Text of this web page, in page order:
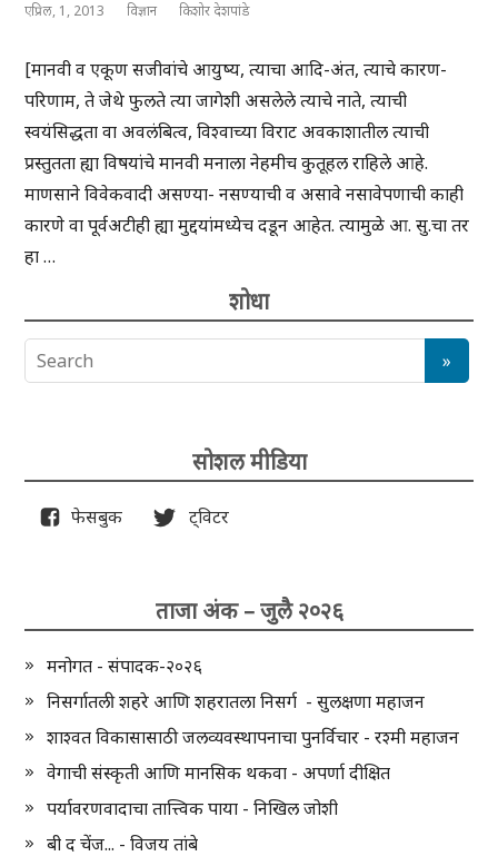
एप्रिल, 1, 2013 विज्ञान किशोर देशपांडे
[मानवी व एकूण सजीवांचे आयुष्य, त्याचा आदि-अंत, त्याचे कारण-
परिणाम, ते जेथे फुलते त्या जागेशी असलेले त्याचे नाते, त्याची
स्वयंसिद्धता वा अवलंबित्व, विश्वाच्या विराट अवकाशातील त्याची
प्रस्तुतता ह्या विषयांचे मानवी मनाला नेहमीच कुतूहल राहिले आहे.
माणसाने विवेकवादी असण्या- नसण्याची व असावे नसावेपणाची काही
कारणे वा पूर्वअटीही ह्या मुद्दयांमध्येच दडून आहेत. त्यामुळे आ. सु.चा तर
हा …
शोधा
सोशल मीडिया
फेसबुक ट्विटर
ताजा अंक – जुलै २०२६
मनोगत - संपादक-२०२६
निसर्गातली शहरे आणि शहरातला निसर्ग - सुलक्षणा महाजन
शाश्वत विकासासाठी जलव्यवस्थापनाचा पुनर्विचार - रश्मी महाजन
वेगाची संस्कृती आणि मानसिक थकवा - अपर्णा दीक्षित
पर्यावरणवादाचा तात्त्विक पाया - निखिल जोशी
बी द चेंज... - विजय तांबे